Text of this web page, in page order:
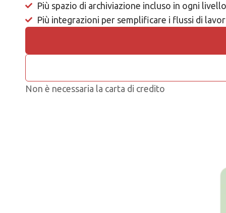
Più spazio di archiviazione incluso in ogni livello
Più integrazioni per semplificare i flussi di
Non è necessaria la carta di credito